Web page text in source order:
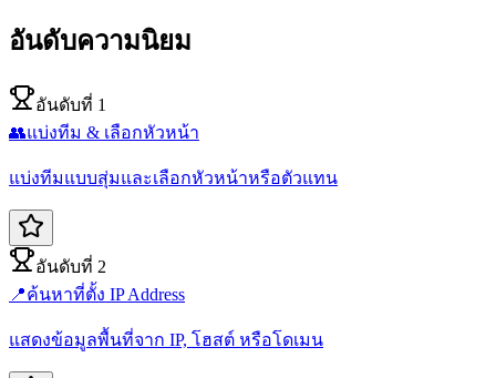
อันดับความนิยม
อันดับที่ 1
👥แบ่งทีม & เลือกหัวหน้า
แบ่งทีมแบบสุ่มและเลือกหัวหน้าหรือตัวแทน
อันดับที่ 2
📍ค้นหาที่ตั้ง IP Address
แสดงข้อมูลพื้นที่จาก IP, โฮสต์ หรือโดเมน